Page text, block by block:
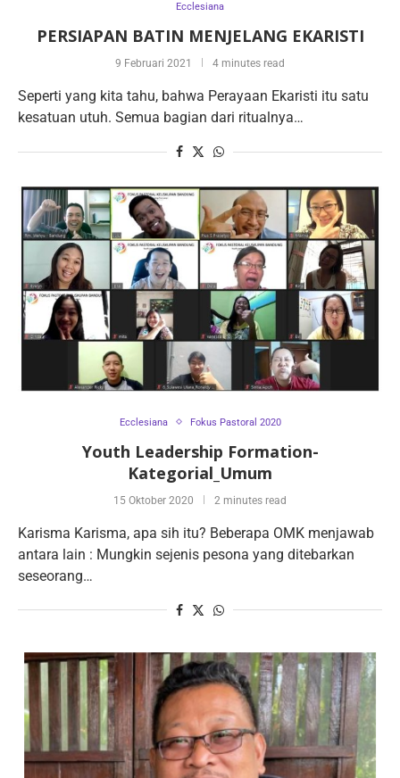
Ecclesiana
PERSIAPAN BATIN MENJELANG EKARISTI
9 Februari 2021 4 minutes read
Seperti yang kita tahu, bahwa Perayaan Ekaristi itu satu
kesatuan utuh. Semua bagian dari ritualnya…
Ecclesiana Fokus Pastoral 2020
Youth Leadership Formation-
Kategorial_Umum
15 Oktober 2020 2 minutes read
Karisma Karisma, apa sih itu? Beberapa OMK menjawab
antara lain : Mungkin sejenis pesona yang ditebarkan
seseorang…